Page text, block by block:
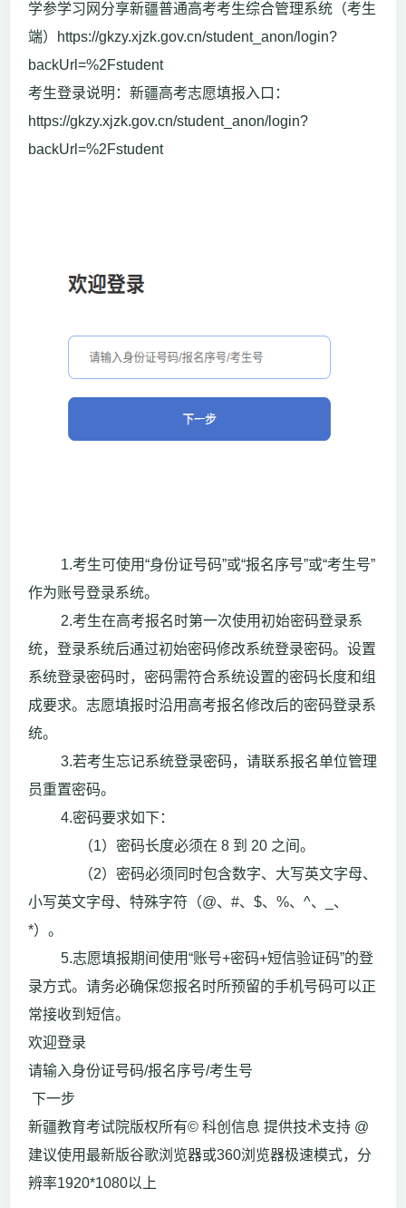
学参学习网分享新疆普通高考考生综合管理系统（考生
端）https://gkzy.xjzk.gov.cn/student_anon/login?
backUrl=%2Fstudent
考生登录说明：新疆高考志愿填报入口：
https://gkzy.xjzk.gov.cn/student_anon/login?
backUrl=%2Fstudent
1.考生可使用“身份证号码”或“报名序号”或“考生号”
作为账号登录系统。
2.考生在高考报名时第一次使用初始密码登录系
统，登录系统后通过初始密码修改系统登录密码。设置
系统登录密码时，密码需符合系统设置的密码长度和组
成要求。志愿填报时沿用高考报名修改后的密码登录系
统。
3.若考生忘记系统登录密码，请联系报名单位管理
员重置密码。
4.密码要求如下：
（1）密码长度必须在 8 到 20 之间。
（2）密码必须同时包含数字、大写英文字母、
小写英文字母、特殊字符（@、#、$、%、^、_、
*）。
5.志愿填报期间使用“账号+密码+短信验证码”的登
录方式。请务必确保您报名时所预留的手机号码可以正
常接收到短信。
欢迎登录
请输入身份证号码/报名序号/考生号
下一步
新疆教育考试院版权所有© 科创信息 提供技术支持 @
建议使用最新版谷歌浏览器或360浏览器极速模式，分
辨率1920*1080以上